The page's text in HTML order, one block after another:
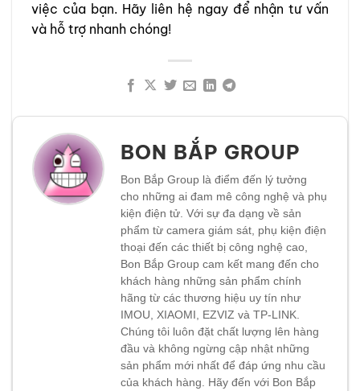
việc của bạn. Hãy liên hệ ngay để nhận tư vấn
và hỗ trợ nhanh chóng!
BON BẮP GROUP
Bon Bắp Group là điểm đến lý tưởng
cho những ai đam mê công nghệ và phụ
kiện điện tử. Với sự đa dạng về sản
phẩm từ camera giám sát, phụ kiện điện
thoại đến các thiết bị công nghệ cao,
Bon Bắp Group cam kết mang đến cho
khách hàng những sản phẩm chính
hãng từ các thương hiệu uy tín như
IMOU, XIAOMI, EZVIZ và TP-LINK.
Chúng tôi luôn đặt chất lượng lên hàng
đầu và không ngừng cập nhật những
sản phẩm mới nhất để đáp ứng nhu cầu
của khách hàng. Hãy đến với Bon Bắp